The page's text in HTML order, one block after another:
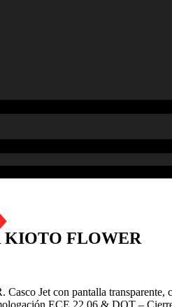
KIOTO FLOWER
Jet con pantalla transparente,